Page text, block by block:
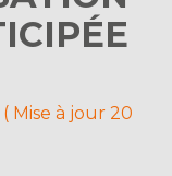
( Mise à jour 20